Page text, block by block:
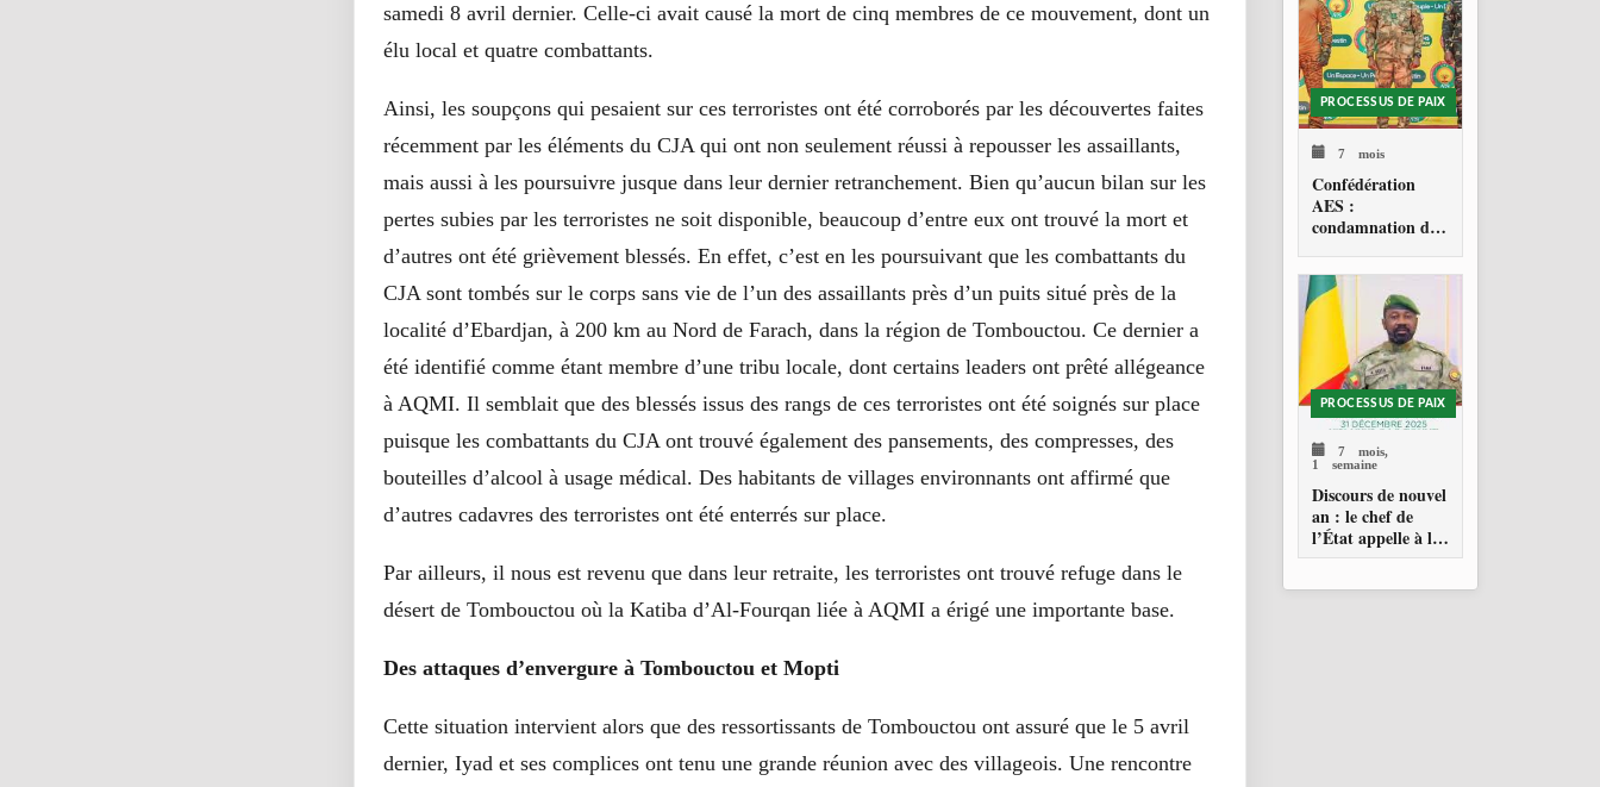
samedi 8 avril dernier. Celle-ci avait causé la mort de cinq membres de ce mouvement, dont un
élu local et quatre combattants.
Ainsi, les soupçons qui pesaient sur ces terroristes ont été corroborés par les découvertes faites
récemment par les éléments du CJA qui ont non seulement réussi à repousser les assaillants,
mais aussi à les poursuivre jusque dans leur dernier retranchement. Bien qu’aucun bilan sur les
pertes subies par les terroristes ne soit disponible, beaucoup d’entre eux ont trouvé la mort et
d’autres ont été grièvement blessés. En effet, c’est en les poursuivant que les combattants du
CJA sont tombés sur le corps sans vie de l’un des assaillants près d’un puits situé près de la
localité d’Ebardjan, à 200 km au Nord de Farach, dans la région de Tombouctou. Ce dernier a
été identifié comme étant membre d’une tribu locale, dont certains leaders ont prêté allégeance
à AQMI. Il semblait que des blessés issus des rangs de ces terroristes ont été soignés sur place
puisque les combattants du CJA ont trouvé également des pansements, des compresses, des
bouteilles d’alcool à usage médical. Des habitants de villages environnants ont affirmé que
d’autres cadavres des terroristes ont été enterrés sur place.
Par ailleurs, il nous est revenu que dans leur retraite, les terroristes ont trouvé refuge dans le
désert de Tombouctou où la Katiba d’Al-Fourqan liée à AQMI a érigé une importante base.
Des attaques d’envergure à Tombouctou et Mopti
Cette situation intervient alors que des ressortissants de Tombouctou ont assuré que le 5 avril
dernier, Iyad et ses complices ont tenu une grande réunion avec des villageois. Une rencontre
PROCESSUS DE PAIX
7 mois
Confédération
AES :
condamnation de
américaine au
Venezuela
PROCESSUS DE PAIX
7 mois,
1 semaine
Discours de nouvel
an : le chef de
l’État appelle à la
consolidation en